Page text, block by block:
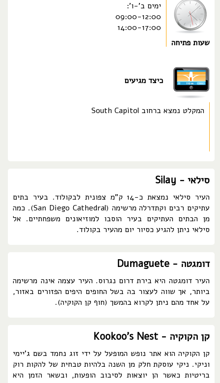
שעות פתיחה
ימים ב'-ו':
09:00-12:00
14:00-17:00
כיצד מגיעים
המקלט נמצא ברחוב South Capitol
סילאי - Silay
העיר סילאי נמצאת כ-14 ק"מ צפונית לבקולוד. בעיר בתים
עתיקים רבים וקתדרלה מרשימה (San Diego Cathedral). כמה
מן הבתים העתיקים בעיר הוסבו למוזיאונים משפחתיים. אל
סילאי ניתן להגיע כסיור יום מהעיר בקולוד.
דומגטה - Dumaguete
העיר דומגטה היא בירת דרום נגרוס. העיר עצמה אינה מרשימה
ביותר, אך שווה לעצור בה בשל החופים היפים הפזורים באזור,
על אחד מהם ניתן לקרוא בהמשך (חוף קן הקוקיה).
קן הקוקיה - Kookoo's Nest
קן הקוקיה הוא אתר נופש המופעל על ידי זוג נחמד בשם ג'יימי
וניקי. ניקי עוסקת חלק מן השנה בלהיות טבחית של להקות רוק
בריטיות כאשר הן יוצאות לסיבוב הופעות, ובשאר הזמן היא